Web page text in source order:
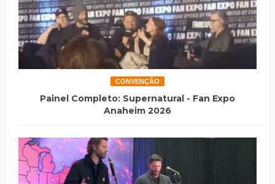
CONVENÇÃO
Painel Completo: Supernatural - Fan Expo
Anaheim 2026